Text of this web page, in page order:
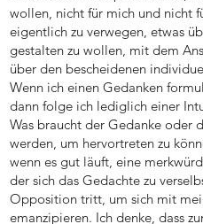
wollen, nicht für mich und nicht
eigentlich zu verwegen, etwas
gestalten zu wollen, mit dem
über den bescheidenen
Wenn ich einen Gedanken
dann folge ich lediglich einer
Was braucht der Gedanke oder
werden, um hervortreten zu
wenn es gut läuft, eine
der sich das Gedachte zu
Opposition tritt, um sich mit
emanzipieren. Ich denke, dass